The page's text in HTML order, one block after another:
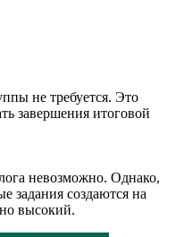
не требуется. Это
завершения итоговой
невозможно. Однако,
задания создаются на
высокий.